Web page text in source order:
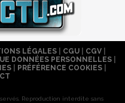
LÉGALES| CGU| CGV|
DONNÉES PERSONNELLES
PRÉFÉRENCE COOKIES
Reproduction interdite sans